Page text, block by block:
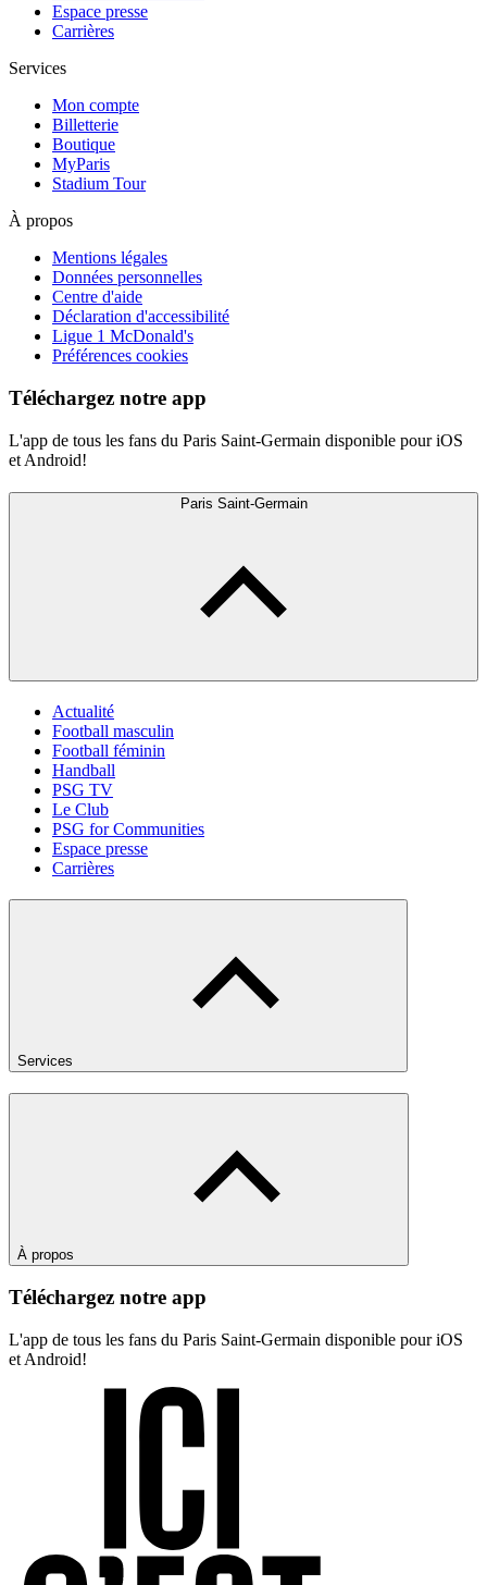
Espace presse
Carrières
Services
Mon compte
Billetterie
Boutique
MyParis
Stadium Tour
À propos
Mentions légales
Données personnelles
Centre d'aide
Déclaration d'accessibilité
Ligue 1 McDonald's
Préférences cookies
Téléchargez notre app
L'app de tous les fans du Paris Saint-Germain disponible pour iOS
et Android!
Paris Saint-Germain
Actualité
Football masculin
Football féminin
Handball
PSG TV
Le Club
PSG for Communities
Espace presse
Carrières
Services
À propos
Téléchargez notre app
L'app de tous les fans du Paris Saint-Germain disponible pour iOS
et Android!